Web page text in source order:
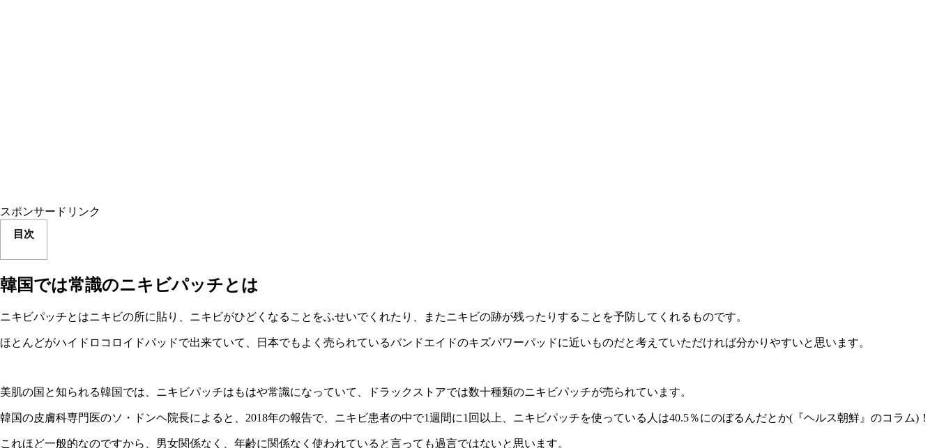
スポンサードリンク
目次
韓国では常識のニキビパッチとは
ニキビパッチとはニキビの所に貼り、ニキビがひどくなることをふせいでくれたり、またニキビの跡が残ったりすることを予防してくれるものです。
ほとんどがハイドロコロイドパッドで出来ていて、日本でもよく売られているバンドエイドのキズパワーパッドに近いものだと考えていただければ分かりやすいと思います。
美肌の国と知られる韓国では、ニキビパッチはもはや常識になっていて、ドラックストアでは数十種類のニキビパッチが売られています。
韓国の皮膚科専門医のソ・ドンヘ院長によると、2018年の報告で、ニキビ患者の中で1週間に1回以上、ニキビパッチを使っている人は40.5％にのぼるんだとか(『ヘルス朝鮮』のコラム)！
これほど一般的なのですから、男女関係なく、年齢に関係なく使われていると言っても過言ではないと思います。